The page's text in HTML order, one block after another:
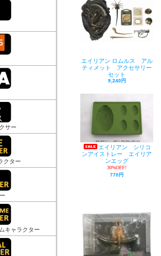
サー
クター
キャラクター
エイリアン ロムルス アル
ティメット アクセサリー
セット
9,240円
エイリアン シリコ
ンアイストレー エイリア
ンエッグ
30%OFF!
770円